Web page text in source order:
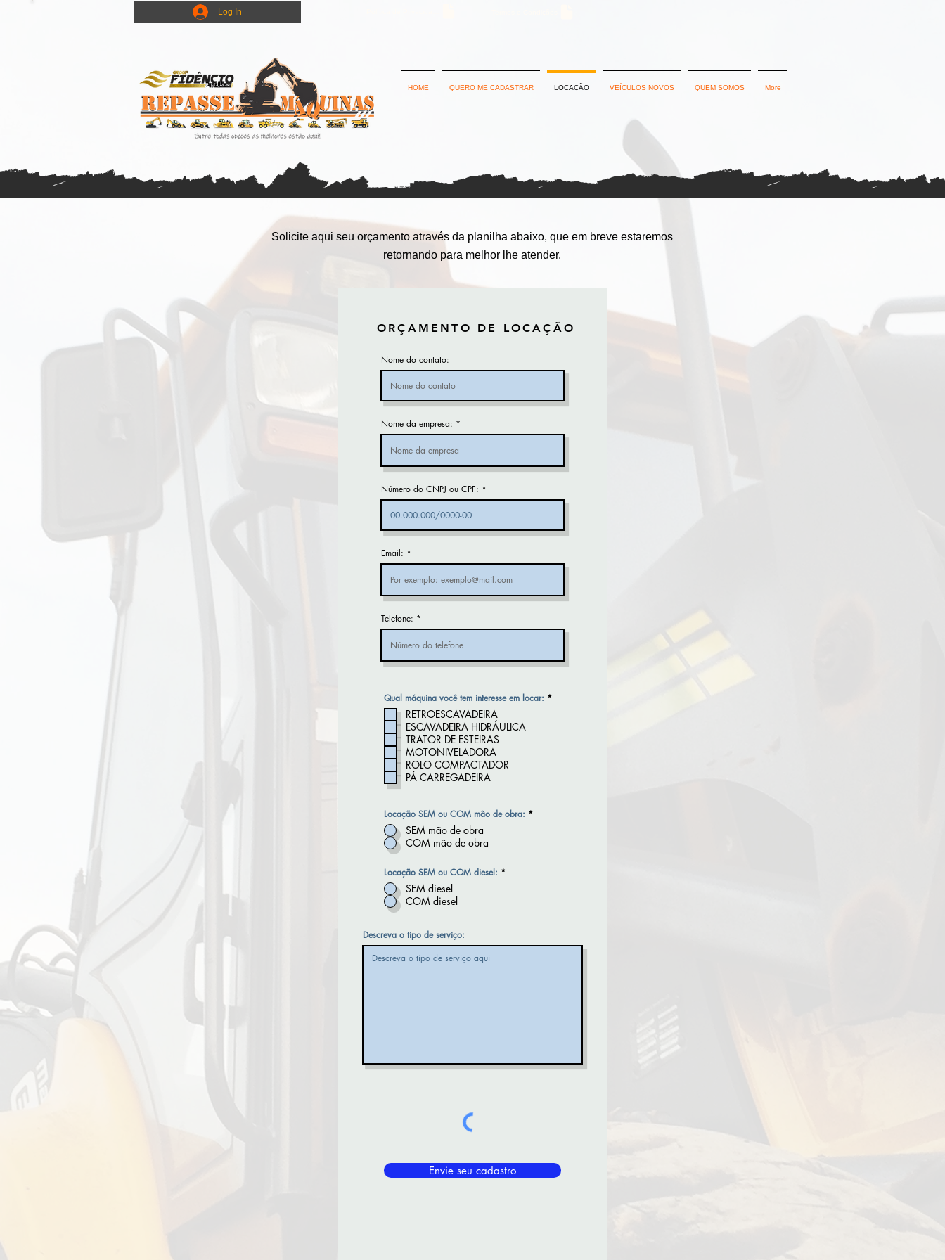
Log In
HOME QUERO ME CADASTRAR LOCAÇÃO VEÍCULOS NOVOS QUEM SOMOS More
Solicite aqui seu orçamento através da planilha abaixo, que em breve estaremos
retornando para melhor lhe atender.
ORÇAMENTO DE LOCAÇÃO
Nome do contato:
Nome da empresa:
Número do CNPJ ou CPF:
Email:
Telefone:
Qual máquina você tem interesse em locar: *R
RETROESCAVADEIRA
ESCAVADEIRA HIDRÁULICA
TRATOR DE ESTEIRAS
MOTONIVELADORA
ROLO COMPACTADOR
PÁ CARREGADEIRA
Locação SEM ou COM mão de obra: *
SEM mão de obra
COM mão de obra
Locação SEM ou COM diesel: *
SEM diesel
COM diesel
Descreva o tipo de serviço:
Envie seu cadastro